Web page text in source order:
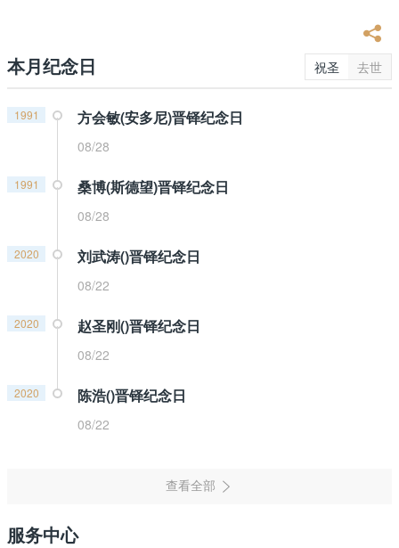
本月纪念日 祝圣 去世
1991 方会敏(安多尼)晋铎纪念日
08/28
1991 桑博(斯德望)晋铎纪念日
08/28
2020 刘武涛()晋铎纪念日
08/22
2020 赵圣刚()晋铎纪念日
08/22
2020 陈浩()晋铎纪念日
08/22
服务中心